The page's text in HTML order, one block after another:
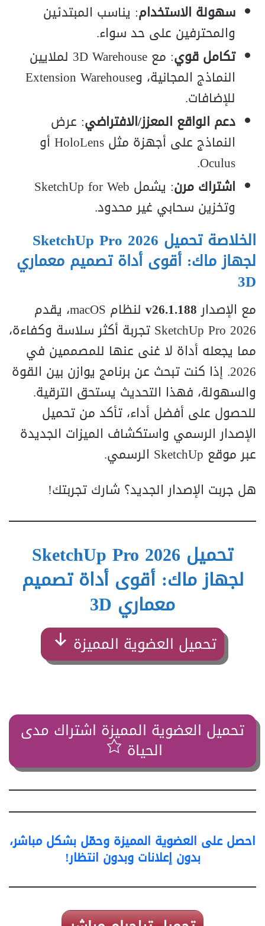
سهولة الاستخدام: يناسب المبتدئين
والمحترفين على حد سواء.
تكامل قوي
: مع 3D Warehouse لملايين
النماذج المجانية، وExtension Warehouse
للإضافات.
دعم الواقع المعزز/الافتراضي: عرض
النماذج على أجهزة مثل HoloLens أو
Oculus.
اشتراك مرن
: يشمل SketchUp for Web
وتخزين سحابي غير محدود.
الخلاصة تحميل SketchUp Pro 2026
لجهاز ماك: أقوى أداة تصميم معماري
3D
مع الإصدارv26.1.188
لنظام macOS، يقدم
SketchUp Pro 2026 تجربة أكثر سلاسة وكفاءة،
مما يجعله أداة لا غنى عنها للمصممين في
2026. إذا كنت تبحث عن برنامج يوازن بين القوة
والسهولة، فهذا التحديث يستحق الترقية.
للحصول على أفضل أداء، تأكد من تحميل
الإصدار الرسمي واستكشاف الميزات الجديدة
عبر موقع SketchUp الرسمي.
هل جربت الإصدار الجديد؟ شارك تجربتك!
تحميل SketchUp Pro 2026
لجهاز ماك: أقوى أداة تصميم
معماري 3D
تحميل العضوية المميزة
تحميل العضوية المميزة اشتراك مدى
الحياة
احصل على العضوية المميزة وحمّل بشكل مباشر،
بدون إعلانات وبدون انتظار!